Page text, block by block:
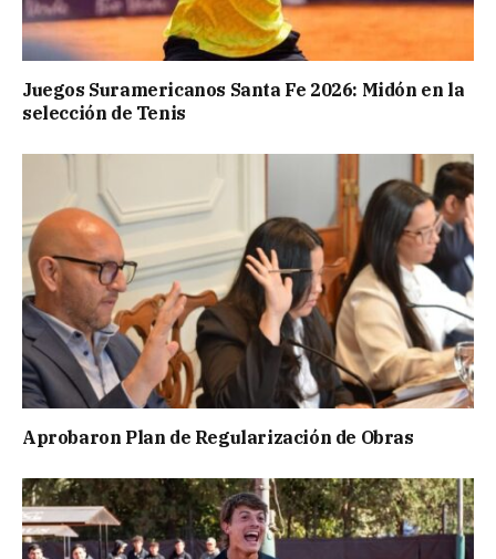
Juegos Suramericanos Santa Fe 2026: Midón en la
selección de Tenis
Aprobaron Plan de Regularización de Obras